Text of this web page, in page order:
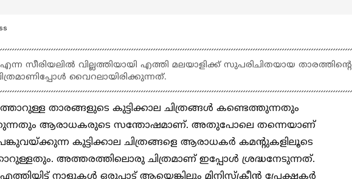
സീരിയലില്‍ വില്ലത്തിയായി എത്തി മലയാളിക്ക് സുപരിചിതയായ താരത്തിന്‍റെ
വൈറലായിരിക്കുന്നത്.
താരങ്ങളുടെ കുട്ടിക്കാല ചിത്രങ്ങള്‍ കണ്ടെത്തുന്നതും
ആരാധകരുടെ സന്തോഷമാണ്. അതുപോലെ തന്നെയാണ്
കുട്ടിക്കാല ചിത്രങ്ങളെ ആരാധകര്‍ കമന്റുകളിലൂടെ
അത്തരത്തിലൊരു ചിത്രമാണ് ഇപ്പോള്‍ ശ്രദ്ധനേടുന്നത്.
നാളുകള്‍ ഒരുപാട് ആയെങ്കിലും മിനിസ്‌ക്രീന്‍ പ്രേക്ഷകര്‍